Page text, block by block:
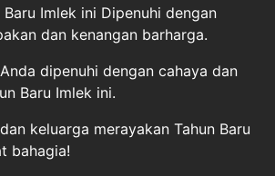
Baru Imlek ini Dipenuhi dengan
dan kenangan barharga.
dipenuhi dengan cahaya dan
Baru Imlek ini.
keluarga merayakan Tahun Baru
bahagia!